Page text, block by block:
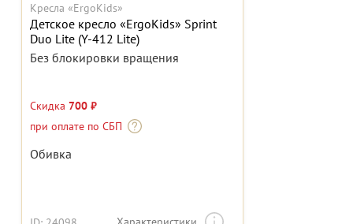
Кресла «ErgoKids»
Детское кресло «ErgoKids» Sprint
Duo Lite (Y-412 Lite)
Без блокировки вращения
Скидка 700 ₽
при оплате по СБП
Обивка